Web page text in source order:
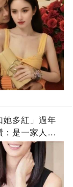
她多紅」過年
是一家人沒